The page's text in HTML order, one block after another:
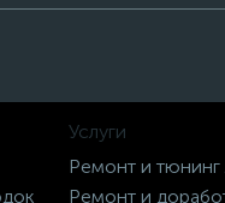
Услуги
Ремонт и тюнинг
Ремонт и